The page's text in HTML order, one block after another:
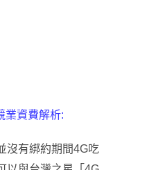
業資費解析:
沒有綁約期間4G吃